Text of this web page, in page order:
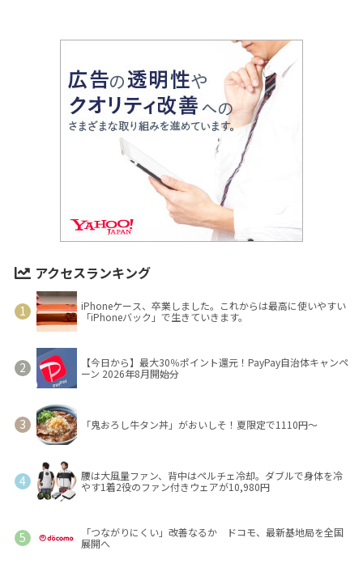
アクセスランキング
iPhoneケース、卒業しました。これからは最高に使いやすい
「iPhoneバック」で生きていきます。
【今日から】最大30％ポイント還元！PayPay自治体キャンペ
ーン 2026年8月開始分
「鬼おろし牛タン丼」がおいしそ！夏限定で1110円～
腰は大風量ファン、背中はペルチェ冷却。ダブルで身体を冷
やす1着2役のファン付きウェアが10,980円
「つながりにくい」改善なるか ドコモ、最新基地局を全国
展開へ